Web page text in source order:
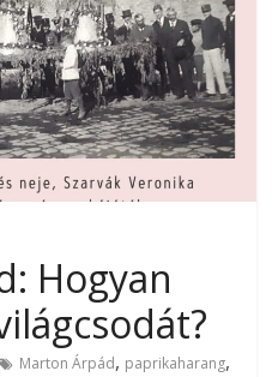
Hogyan
Marton Árpád, paprikaharang,